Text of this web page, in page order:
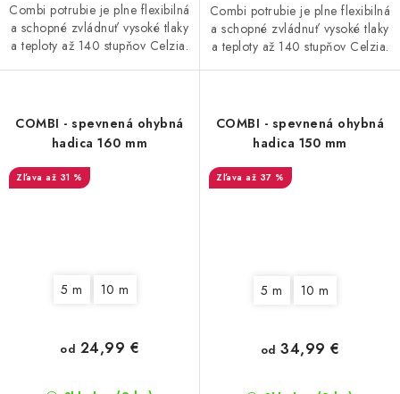
Combi potrubie je plne flexibilná
a schopné zvládnuť vysoké tlaky
a teploty až 140 stupňov Celzia.
Combi potrubie je plne flexibilná
a schopné zvládnuť vysoké tlaky
a teploty až 140 stupňov Celzia.
COMBI - spevnená ohybná
hadica 160 mm
až 31 %
5 m 10 m
od 24,99 €
COMBI - spevnená ohybná
hadica 150 mm
až 37 %
5 m 10 m
od 34,99 €